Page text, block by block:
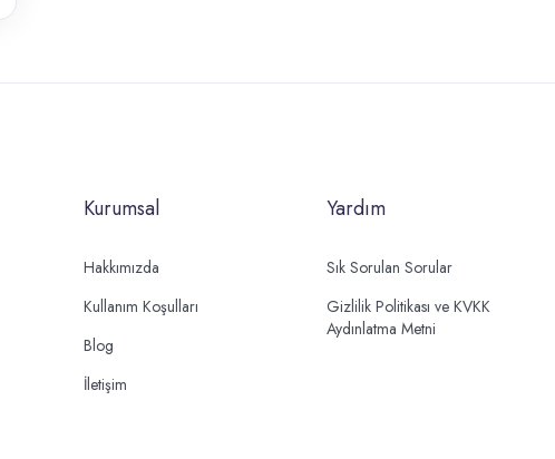
Kurumsal
Hakkımızda
Kullanım Koşulları
Blog
İletişim
Yardım
Sık Sorulan Sorular
Gizlilik Politikası ve KVKK
Aydınlatma Metni